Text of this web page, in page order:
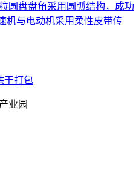
圆盘盘角采用圆弧结构，成功
机与电动机采用柔性皮带传
干打包
业园